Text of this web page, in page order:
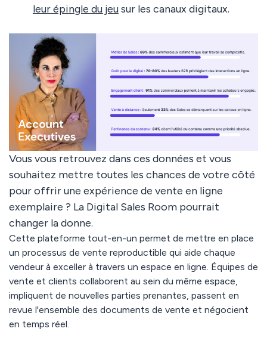
leur épingle du jeusur les canaux digitaux.
Vous vous retrouvez dans ces données et vous
souhaitez mettre toutes les chances de votre côté
pour offrir une expérience de vente en ligne
exemplaire ? La Digital Sales Room pourrait
changer la donne.
Cette plateforme tout-en-un permet de mettre en place
un processus de vente reproductible qui aide chaque
vendeur à exceller à travers un espace en ligne. Équipes de
vente et clients collaborent au sein du même espace,
impliquent de nouvelles parties prenantes, passent en
revue l'ensemble des documents de vente et négocient
en temps réel.